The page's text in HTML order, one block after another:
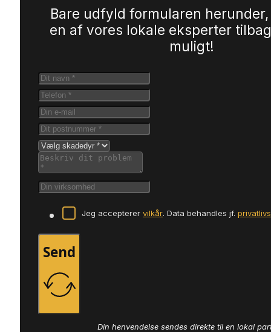
Bare udfyld formularen
en af vores lokale eksperter
muligt!
Jeg accepterer vilkår. Data behandles jf.
Send
Din henvendelse sendes direkte til en lokal